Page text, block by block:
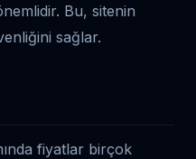
Bu, sitenin
sağlar.
fiyatlar birçok